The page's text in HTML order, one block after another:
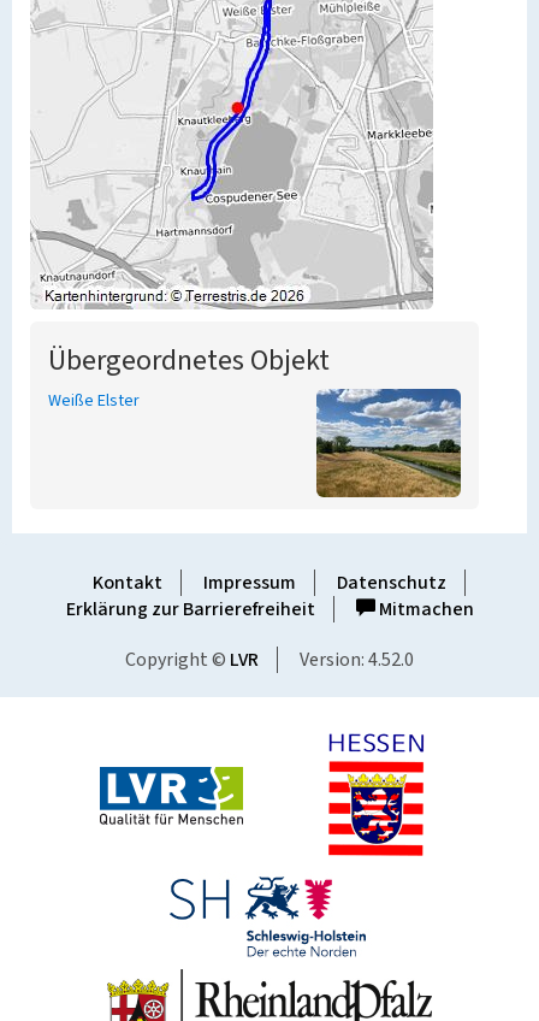
Übergeordnetes Objekt
Weiße Elster
Kontakt Impressum
Datenschutz
Erklärung zur Barrierefreiheit
Mitmachen
Copyright © LVR Version: 4.52.0